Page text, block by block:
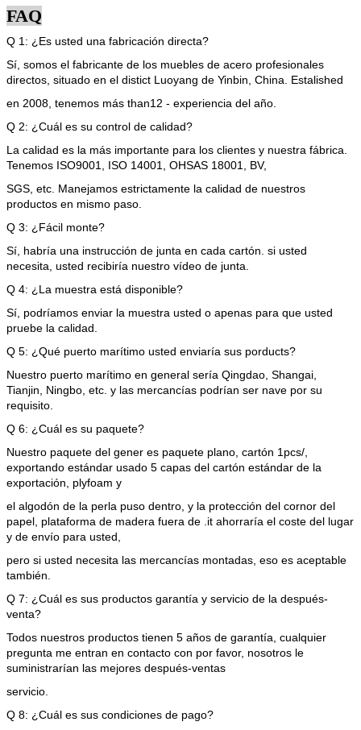
FAQ
Q 1: ¿Es usted una fabricación directa?
Sí, somos el fabricante de los muebles de acero profesionales
directos, situado en el distict Luoyang de Yinbin, China. Estalished
en 2008, tenemos más than12 - experiencia del año.
Q 2: ¿Cuál es su control de calidad?
La calidad es la más importante para los clientes y nuestra fábrica.
Tenemos ISO9001, ISO 14001, OHSAS 18001, BV,
SGS, etc. Manejamos estrictamente la calidad de nuestros
productos en mismo paso.
Q 3: ¿Fácil monte?
Sí, habría una instrucción de junta en cada cartón. si usted
necesita, usted recibiría nuestro vídeo de junta.
Q 4: ¿La muestra está disponible?
Sí, podríamos enviar la muestra usted o apenas para que usted
pruebe la calidad.
Q 5: ¿Qué puerto marítimo usted enviaría sus porducts?
Nuestro puerto marítimo en general sería Qingdao, Shangai,
Tianjin, Ningbo, etc. y las mercancías podrían ser nave por su
requisito.
Q 6: ¿Cuál es su paquete?
Nuestro paquete del gener es paquete plano, cartón 1pcs/,
exportando estándar usado 5 capas del cartón estándar de la
exportación, plyfoam y
el algodón de la perla puso dentro, y la protección del cornor del
papel, plataforma de madera fuera de .it ahorraría el coste del lugar
y de envío para usted,
pero si usted necesita las mercancías montadas, eso es aceptable
también.
Q 7: ¿Cuál es sus productos garantía y servicio de la después-
venta?
Todos nuestros productos tienen 5 años de garantía, cualquier
pregunta me entran en contacto con por favor, nosotros le
suministrarían las mejores después-ventas
servicio.
Q 8: ¿Cuál es sus condiciones de pago?